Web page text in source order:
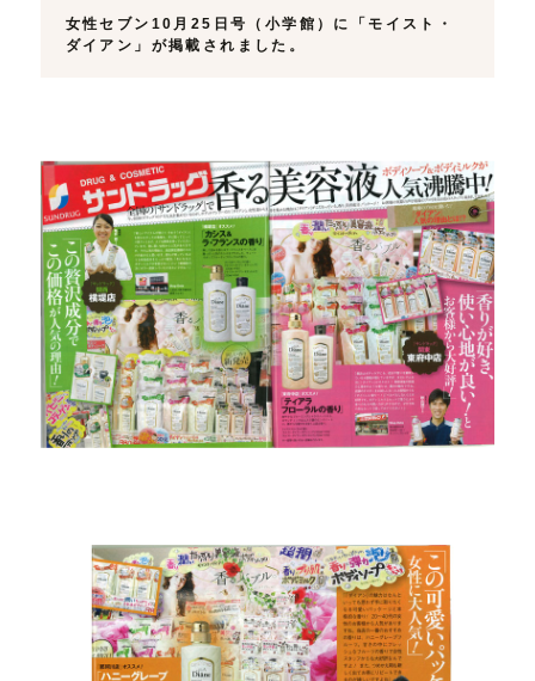
女性セブン10月25日号（小学館）に「モイスト・
ダイアン」が掲載されました。